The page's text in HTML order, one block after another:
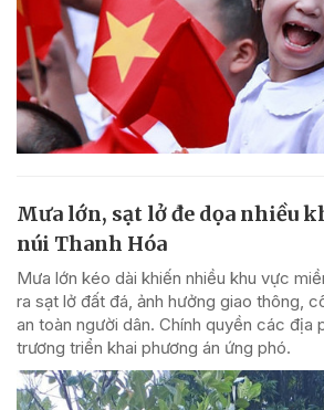
Mưa lớn, sạt lở đe dọa nhiều
núi Thanh Hóa
Mưa lớn kéo dài khiến nhiều khu vực
ra sạt lở đất đá, ảnh hưởng giao thông,
an toàn người dân. Chính quyền các địa
trương triển khai phương án ứng phó.